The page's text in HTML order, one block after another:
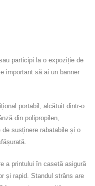
participi la o expoziție de
important să ai un banner
portabil, alcătuit dintr-o
din polipropilen,
susținere rabatabile și o
a printului în casetă asigură
și rapid. Standul strâns are